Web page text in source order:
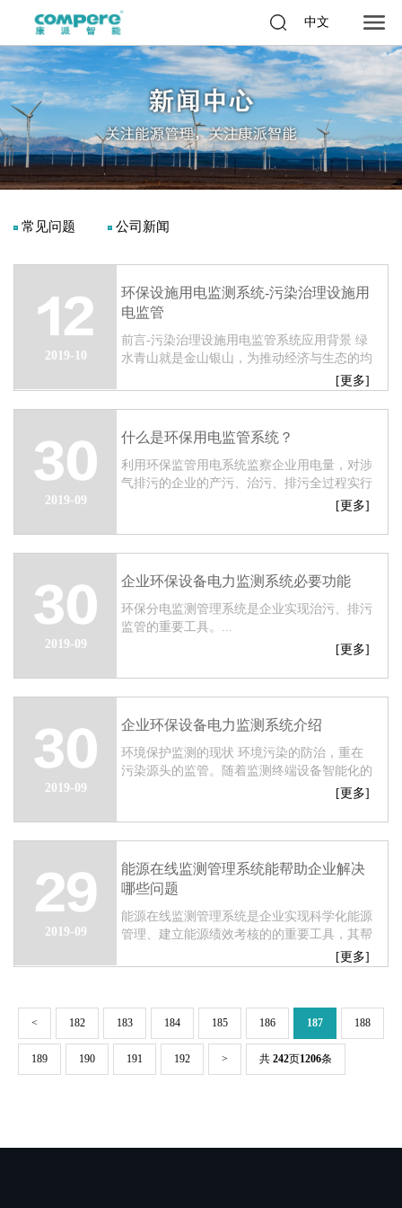
中文
常见问题 公司新闻
12
2019-10
环保设施用电监测系统-污染治理设施用
电监管
前言-污染治理设施用电监管系统应用背景 绿
水青山就是金山银山，为推动经济与生态的均
衡发展，践行可持续性发展战略。 政府相关
部门相继颁发了《大气污染防治法》、《水污
染防...
[更多]
30
2019-09
什么是环保用电监管系统？
利用环保监管用电系统监察企业用电量，对涉
气排污的企业的产污、治污、排污全过程实行
24小时监测，把企业污染的重点从环境监管关
[更多]
30
2019-09
企业环保设备电力监测系统必要功能
环保分电监测管理系统是企业实现治污、排污
监管的重要工具。...
[更多]
30
2019-09
企业环保设备电力监测系统介绍
环境保护监测的现状 环境污染的防治，重在
污染源头的监管。随着监测终端设备智能化的
发展，对于环保设备的实时监控已经拥有了非
测比...
[更多]
29
2019-09
能源在线监测管理系统能帮助企业解决
哪些问题
能源在线监测管理系统是企业实现科学化能源
管理、建立能源绩效考核的的重要工具，其帮
[更多]
< 182 183 184 185 186 187 188
189 190 191 192 > 共 242页1206条